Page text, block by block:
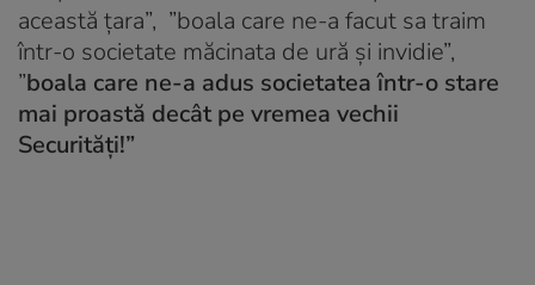
această țara”, ”boala care ne-a facut sa traim
într-o societate măcinata de ură și invidie”,
”boala care ne-a adus societatea într-o stare
mai proastă decât pe vremea vechii
Securități!”